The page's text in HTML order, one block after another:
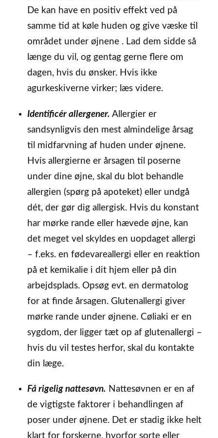
De kan have en positiv effekt ved på
samme tid at køle huden og give væske til
området under øjnene . Lad dem sidde så
længe du vil, og gentag gerne flere om
dagen, hvis du ønsker. Hvis ikke
agurkeskiverne virker; læs videre.
Identificér allergener. Allergier er
sandsynligvis den mest almindelige årsag
til midfarvning af huden under øjnene.
Hvis allergierne er årsagen til poserne
under dine øjne, skal du blot behandle
allergien (spørg på apoteket) eller undgå
dét, der gør dig allergisk. Hvis du konstant
har mørke rande eller hævede øjne, kan
det meget vel skyldes en uopdaget allergi
– f.eks. en fødevareallergi eller en reaktion
på et kemikalie i dit hjem eller på din
arbejdsplads. Opsøg evt. en dermatolog
for at finde årsagen. Glutenallergi giver
mørke rande under øjnene. Cøliaki er en
sygdom, der ligger tæt op af glutenallergi –
hvis du vil testes herfor, skal du kontakte
din læge.
Få rigelig nattesøvn. Nattesøvnen er en af
de vigtigste faktorer i behandlingen af
poser under øjnene. Det er stadig ikke helt
klart for forskerne, hvorfor sorte eller